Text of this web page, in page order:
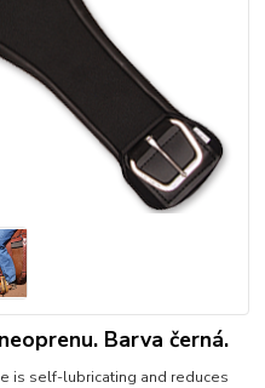
Barva černá.
is self-lubricating and reduces